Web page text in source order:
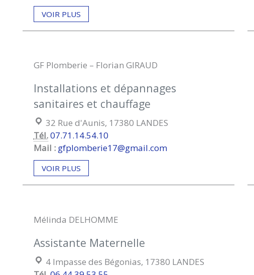
VOIR PLUS
GF Plomberie – Florian GIRAUD
Installations et dépannages
sanitaires et chauffage
Localisation :
32 Rue d'Aunis, 17380 LANDES
Tél.07.71.14.54.10
Mail : gfplomberie17@gmail.com
VOIR PLUS
Mélinda DELHOMME
Assistante Maternelle
Localisation :
4 Impasse des Bégonias, 17380 LANDES